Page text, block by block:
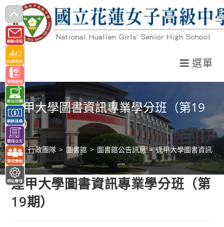
跳
轉
至
主
要
內
容
選單
逢甲大學圖書資訊專業學分班（第19
期）
> 行政團隊 > 圖書館 > 圖書館公告訊息 > 逢甲大學圖書資訊專
逢甲大學圖書資訊專業學分班（第
19期）